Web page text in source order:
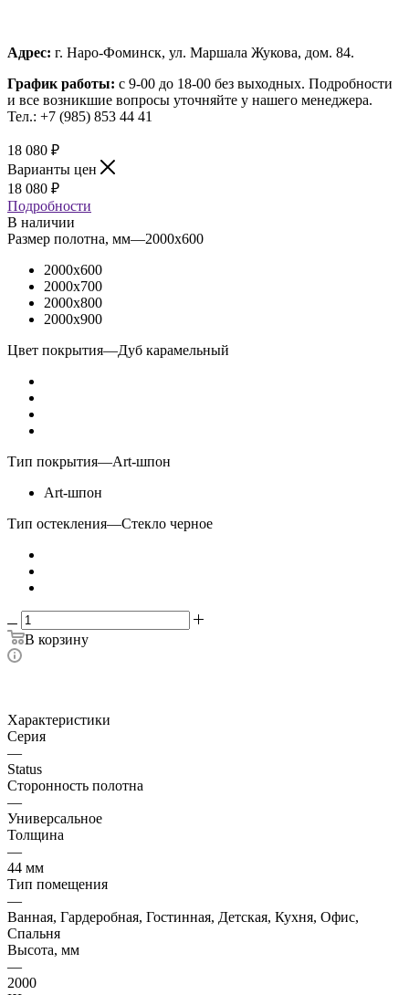
Адрес: г. Наро-Фоминск, ул. Маршала Жукова, дом. 84.
График работы: с 9-00 до 18-00 без выходных. Подробности
и все возникшие вопросы уточняйте у нашего менеджера.
Тел.: +7 (985) 853 44 41
18 080 ₽
Варианты цен
18 080 ₽
Подробности
В наличии
Размер полотна, мм—2000x600
2000x600
2000x700
2000x800
2000x900
Цвет покрытия—Дуб карамельный
Тип покрытия—Art-шпон
Art-шпон
Тип остекления—Стекло черное
В корзину
Характеристики
Серия
—
Status
Сторонность полотна
—
Универсальное
Толщина
—
44 мм
Тип помещения
—
Ванная, Гардеробная, Гостинная, Детская, Кухня, Офис,
Спальня
Высота, мм
—
2000